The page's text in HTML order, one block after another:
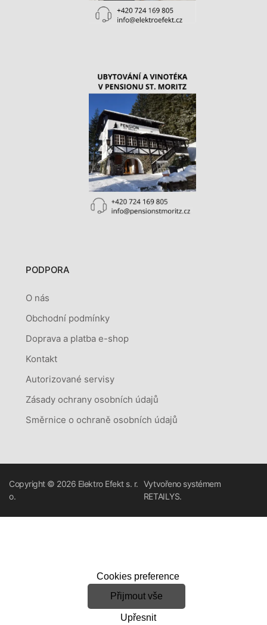
PODPORA
O nás
Obchodní podmínky
Doprava a platba e-shop
Kontakt
Autorizované servisy
Zásady ochrany osobních údajů
Směrnice o ochraně osobních údajů
Copyright © 2026 Elektro Efekt s. r.
o.
Vytvořeno systémem
RETAILYS.
Cookies preference
Přijmout vše
Upřesnit